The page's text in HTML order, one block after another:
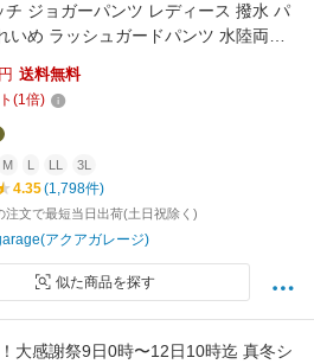
チ ジョガーパンツ レディース 撥水 パ
いめ ラッシュガードパンツ 水陸両用
パンツ 涼しい ストレッチ イージーパ
トレッチ 大きいサイズ ≪ゆうメール
・代引不可≫
円 送料無料
(1倍)
M L LL 3L
4.35(1,798件)
注文で最短当日出荷(土日祝除く)
アクアガレージ)
似た商品を探す
大感謝祭9日0時〜12日10時迄 真冬シ